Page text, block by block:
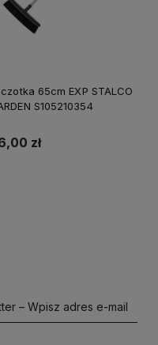
65cm EXP STALCO
S105210354
zł
– Wpisz adres e-mail